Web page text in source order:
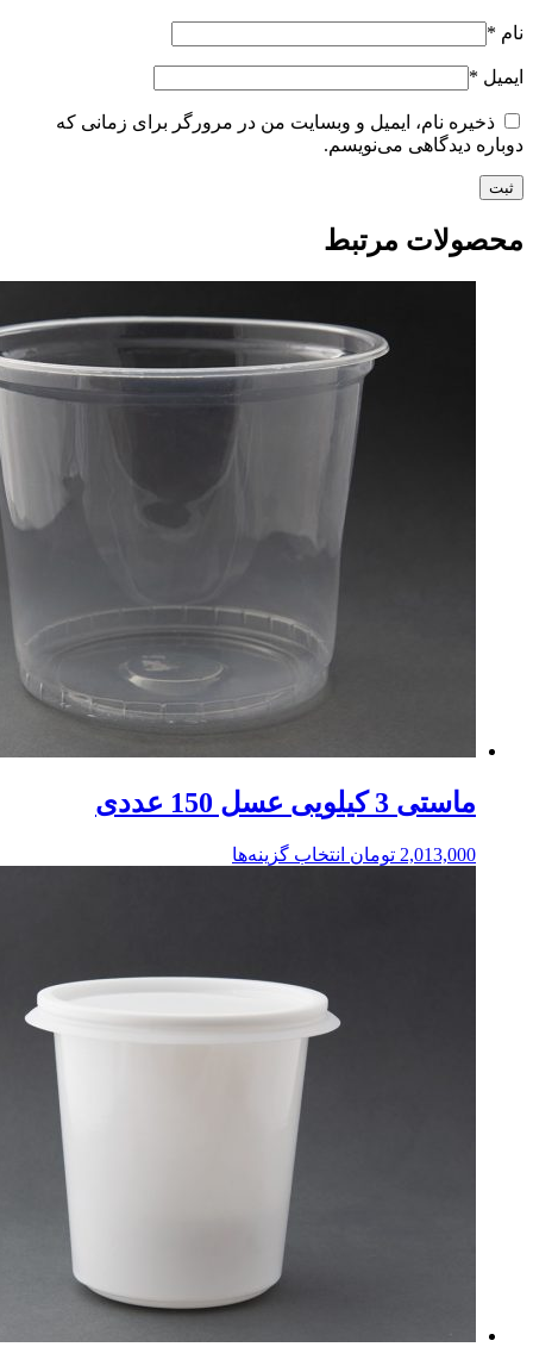
نام *
ایمیل *
ذخیره نام، ایمیل و وبسایت من در مرورگر برای زمانی که
دوباره دیدگاهی می‌نویسم.
محصولات مرتبط
ماستی 3 کیلویی عسل 150 عددی
2,013,000 تومان انتخاب گزینه‌ها